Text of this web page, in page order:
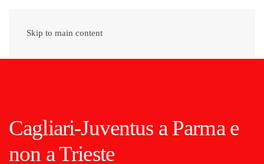
Skip to main content
Cagliari-Juventus a Parma e
non a Trieste